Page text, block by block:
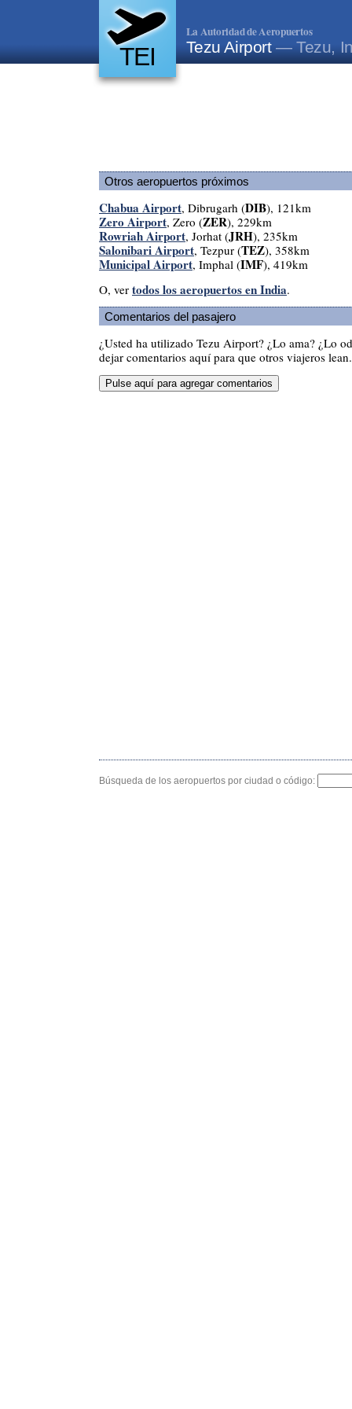
TEI
La Autoridad de Aeropuertos
Tezu Airport— Tezu,
Otros aeropuertos próximos
Chabua Airport, Dibrugarh (DIB), 121km
Zero Airport, Zero (ZER), 229km
Rowriah Airport, Jorhat (JRH), 235km
Salonibari Airport, Tezpur (TEZ), 358km
Municipal Airport, Imphal (IMF), 419km
O, ver todos los aeropuertos en India.
Comentarios del pasajero
¿Usted ha utilizado Tezu Airport? ¿Lo ama? ¿Lo
dejar comentarios aquí para que otros viajeros lean.
Búsqueda de los aeropuertos por ciudad o código: